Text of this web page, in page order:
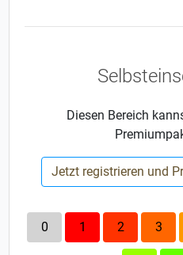
Diesen Bereich
Jetzt registrieren und
0 1 2 3